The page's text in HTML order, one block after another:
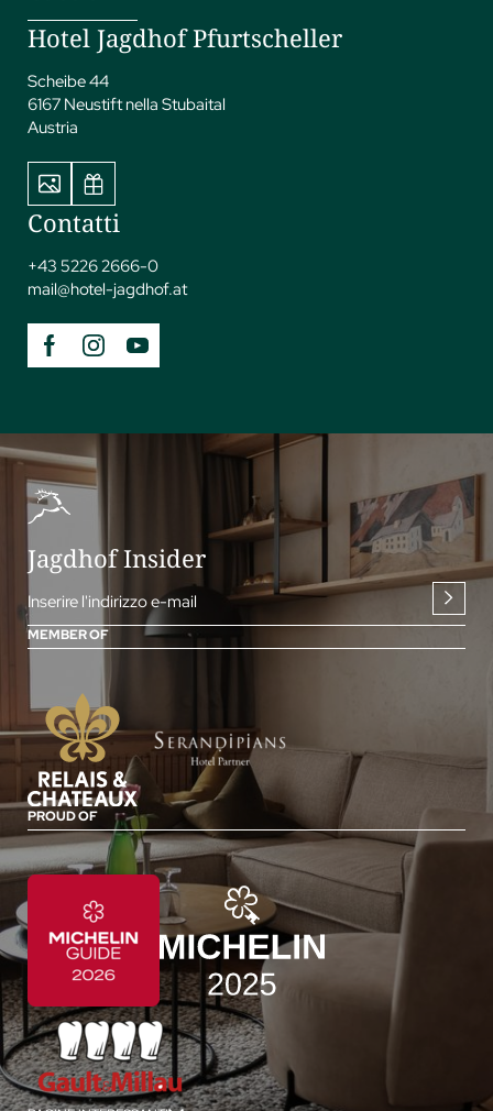
Hotel Jagdhof Pfurtscheller
Scheibe 44
6167 Neustift nella Stubaital
Austria
Contatti
+43 5226 2666-0
mail@hotel-jagdhof.at
Jagdhof Insider
Inserire l'indirizzo e-mail
MEMBER OF
PROUD OF